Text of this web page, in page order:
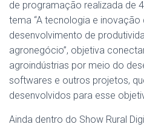
de programação realizada de
tema “A tecnologia e
desenvolvimento de
agronegócio”, objetiva
agroindústrias por meio do
softwares e outros projetos,
desenvolvidos para esse
Ainda dentro do Show Rural